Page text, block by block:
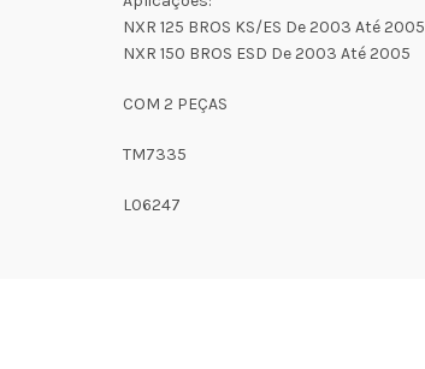
NXR 125 BROS KS/ES De 2003 Até 2005
NXR 150 BROS ESD De 2003 Até 2005
COM 2 PEÇAS
TM7335
L06247